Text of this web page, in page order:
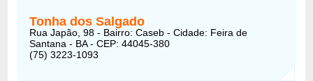
Tonha dos Salgado
Rua Japão, 98 - Bairro: Caseb - Cidade: Feira de
Santana - BA - CEP: 44045-380
(75) 3223-1093